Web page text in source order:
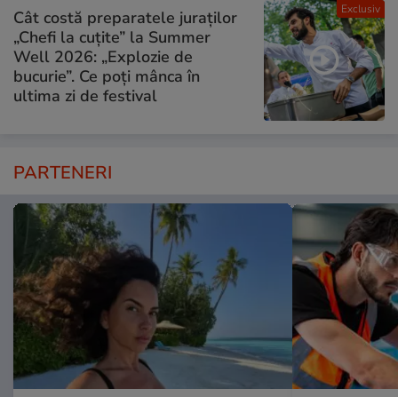
Exclusiv
Cât costă preparatele juraților
„Chefi la cuțite” la Summer
Well 2026: „Explozie de
bucurie”. Ce poți mânca în
ultima zi de festival
PARTENERI